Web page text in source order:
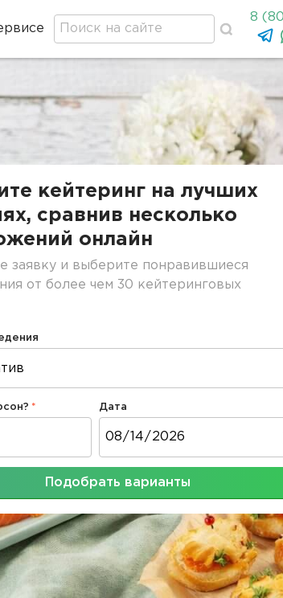
8
кейтеринг на лучших
сравнив несколько
онлайн
заявку и выберите понравившиеся
от более чем 30 кейтеринговых
Дата
Подобрать варианты